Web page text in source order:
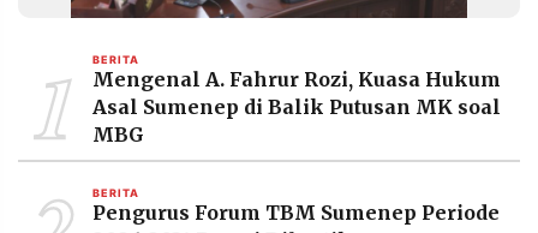
1 BERITA
Mengenal A. Fahrur Rozi, Kuasa Hukum
Asal Sumenep di Balik Putusan MK soal
MBG
BERITA
Pengurus Forum TBM Sumenep Periode